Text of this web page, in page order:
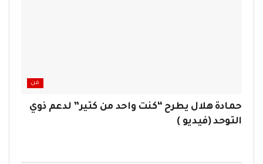
فن
حمادة هلال يطرح “كنت واحد من كتير” لدعم ذوي
التوحد (فيديو )